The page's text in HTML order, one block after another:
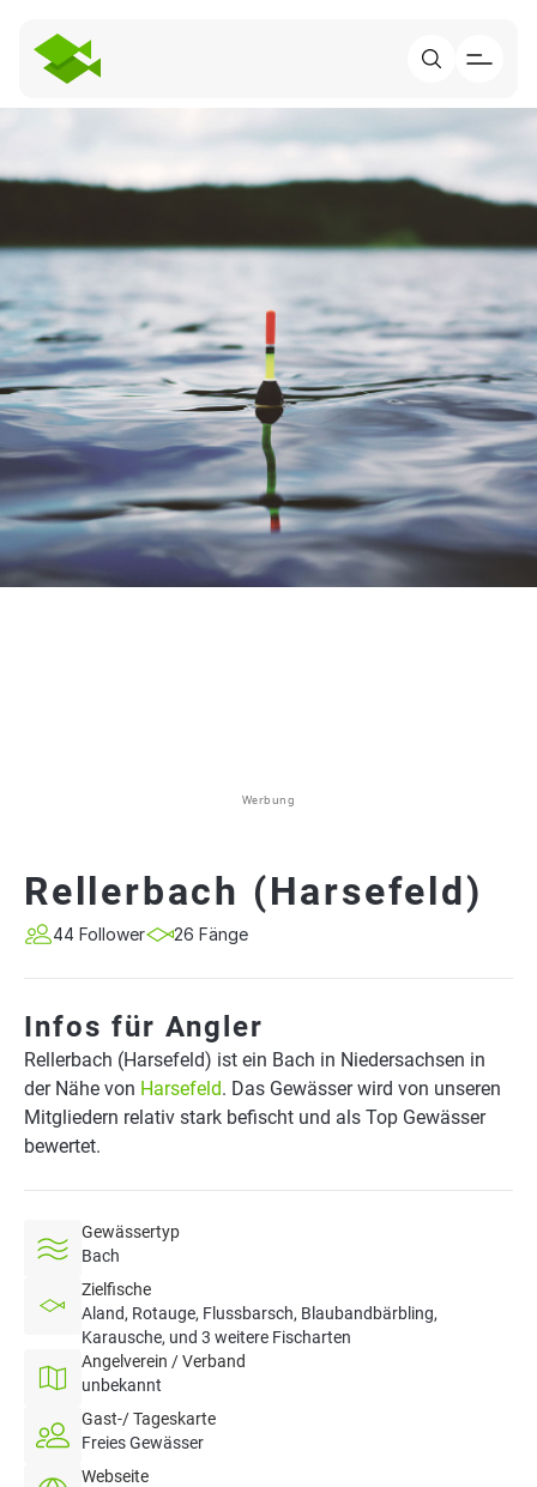
Werbung
Rellerbach (Harsefeld)
44 Follower 26 Fänge
Infos für Angler
Rellerbach (Harsefeld) ist ein Bach in Niedersachsen in
der Nähe von Harsefeld. Das Gewässer wird von unseren
Mitgliedern relativ stark befischt und als Top Gewässer
bewertet.
Gewässertyp
Bach
Zielfische
Aland, Rotauge, Flussbarsch, Blaubandbärbling,
Karausche, und 3 weitere Fischarten
Angelverein / Verband
unbekannt
Gast-/ Tageskarte
Freies Gewässer
Webseite